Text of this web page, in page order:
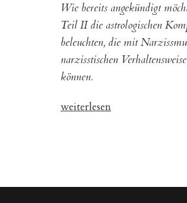
Wie bereits angekündigt
Teil II die astrologischen
beleuchten, die mit
narzisstischen
können.
„Verborgene
weiterlesen